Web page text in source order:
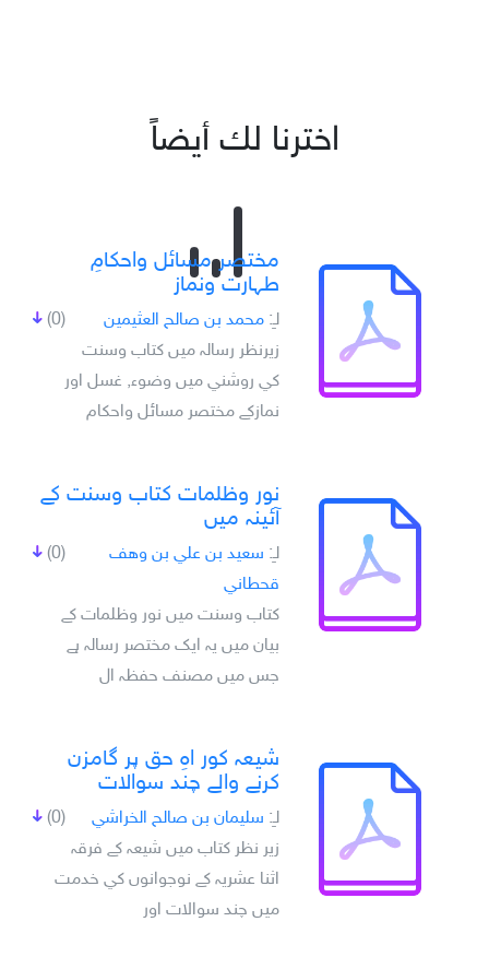
اخترنا لك أيضاً
مختصر مسائل واحکامِ
طہارت ونماز
(0) لـِ: محمد بن صالح العثيمين
زيرنظر رسالہ ميں کتاب وسنت
کي روشني ميں وضوء, غسل اور
نمازکے مختصر مسائل واحکام
نور وظلمات کتاب وسنت کے
آئينہ ميں
(0) لـِ: سعيد بن علي بن وهف
قحطاني
کتاب وسنت ميں نور وظلمات کے
بيان ميں يہ ايک مختصر رسالہ ہے
جس ميں مصنف حفظہ ال
شيعہ کور اہِ حق پر گامزن
کرنے والے چند سوالات
(0) لـِ: سليمان بن صالح الخراشي
زير نظر کتاب ميں شيعہ کے فرقہ
اثنا عشريہ کے نوجوانوں کي خدمت
ميں چند سوالات اور